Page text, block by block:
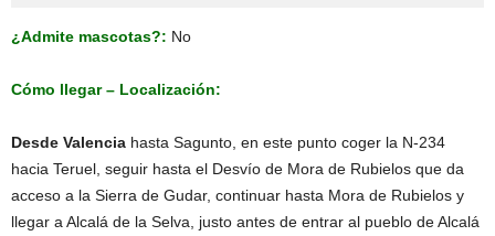
¿Admite mascotas?: No
Cómo llegar – Localización:
Desde Valencia hasta Sagunto, en este punto coger la N-234
hacia Teruel, seguir hasta el Desvío de Mora de Rubielos que da
acceso a la Sierra de Gudar, continuar hasta Mora de Rubielos y
llegar a Alcalá de la Selva, justo antes de entrar al pueblo de Alcalá